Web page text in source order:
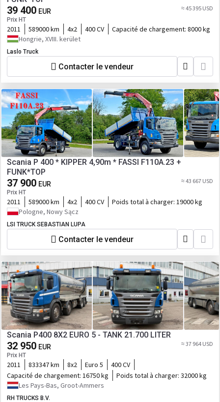
39 400 EUR
Prix HT
≈ 45 395 USD
2011 589000 km 4x2 400 CV Capacité de chargement: 8000 kg
Hongrie, XVIII. kerület
Laslo Truck
Contacter le vendeur
Scania P 400 * KIPPER 4,90m * FASSI F110A.23 +
FUNK*TOP
37 900 EUR
Prix HT
≈ 43 667 USD
2011 589000 km 4x2 400 CV Poids total à charger: 19000 kg
Pologne, Nowy Sącz
LSI TRUCK SEBASTIAN LUPA
Contacter le vendeur
Scania P400 8X2 EURO 5 - TANK 21.700 LITER
32 950 EUR
Prix HT
≈ 37 964 USD
2011 833347 km 8x2 Euro 5
400 CV
Capacité de chargement: 16750 kg Poids total à charger: 32000 kg
Les Pays-Bas, Groot-Ammers
RH TRUCKS B.V.